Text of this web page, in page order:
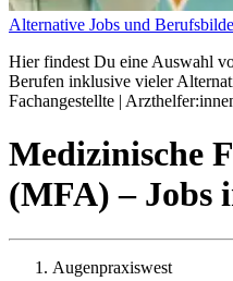
Alternative Jobs und
Hier findest Du eine Auswahl
Berufen inklusive vieler
Fachangestellte |
Medizinische
(MFA) – Jobs
Augenpraxiswest